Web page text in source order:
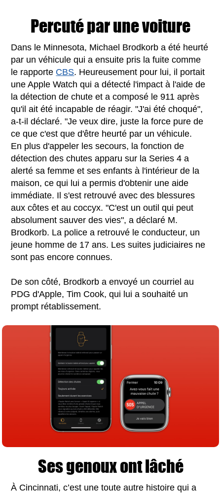
Percuté par une voiture
Dans le Minnesota, Michael Brodkorb a été heurté
par un véhicule qui a ensuite pris la fuite comme
le rapporte CBS. Heureusement pour lui, il portait
une Apple Watch qui a détecté l'impact à l'aide de
la détection de chute et a composé le 911 après
qu'il ait été incapable de réagir. "J'ai été choqué",
a-t-il déclaré. "Je veux dire, juste la force pure de
ce que c'est que d'être heurté par un véhicule.
En plus d'appeler les secours, la fonction de
détection des chutes apparu sur la Series 4 a
alerté sa femme et ses enfants à l'intérieur de la
maison, ce qui lui a permis d'obtenir une aide
immédiate. Il s'est retrouvé avec des blessures
aux côtes et au coccyx. "C'est un outil qui peut
absolument sauver des vies", a déclaré M.
Brodkorb. La police a retrouvé le conducteur, un
jeune homme de 17 ans. Les suites judiciaires ne
sont pas encore connues.
De son côté, Brodkorb a envoyé un courriel au
PDG d'Apple, Tim Cook, qui lui a souhaité un
prompt rétablissement.
Ses genoux ont lâché
À Cincinnati, c’est une toute autre histoire qui a